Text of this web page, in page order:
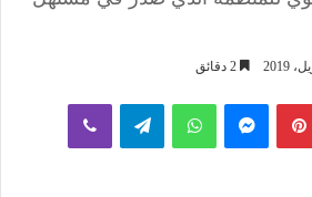
بينتيريستماسنجر واتساب تيلقرام ڤايبر